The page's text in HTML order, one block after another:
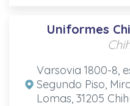
Uniformes
Varsovia 1800-8,
Segundo Piso,
Lomas, 31205